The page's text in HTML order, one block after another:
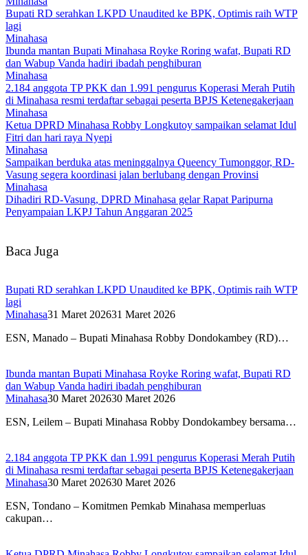
Bupati RD serahkan LKPD Unaudited ke BPK, Optimis raih WTP
lagi
Minahasa
Ibunda mantan Bupati Minahasa Royke Roring wafat, Bupati RD
dan Wabup Vanda hadiri ibadah penghiburan
Minahasa
2.184 anggota TP PKK dan 1.991 pengurus Koperasi Merah Putih
di Minahasa resmi terdaftar sebagai peserta BPJS Ketenegakerjaan
Minahasa
Ketua DPRD Minahasa Robby Longkutoy sampaikan selamat Idul
Fitri dan hari raya Nyepi
Minahasa
Sampaikan berduka atas meninggalnya Queency Tumonggor, RD-
Vasung segera koordinasi jalan berlubang dengan Provinsi
Minahasa
Dihadiri RD-Vasung, DPRD Minahasa gelar Rapat Paripurna
Penyampaian LKPJ Tahun Anggaran 2025
Baca Juga
Bupati RD serahkan LKPD Unaudited ke BPK, Optimis raih WTP
lagi
Minahasa31 Maret 202631 Maret 2026
ESN, Manado – Bupati Minahasa Robby Dondokambey (RD)…
Ibunda mantan Bupati Minahasa Royke Roring wafat, Bupati RD
dan Wabup Vanda hadiri ibadah penghiburan
Minahasa30 Maret 202630 Maret 2026
ESN, Leilem – Bupati Minahasa Robby Dondokambey bersama…
2.184 anggota TP PKK dan 1.991 pengurus Koperasi Merah Putih
di Minahasa resmi terdaftar sebagai peserta BPJS Ketenegakerjaan
Minahasa30 Maret 202630 Maret 2026
ESN, Tondano – Komitmen Pemkab Minahasa memperluas
cakupan…